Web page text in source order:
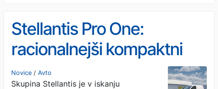
Stellantis Pro One:
racionalnejši kompaktni
dostavniki
Novice / Avto
Skupina Stellantis je v iskanju